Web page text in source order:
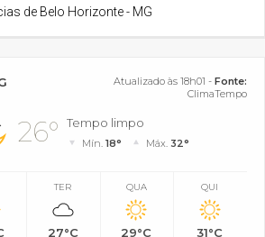
de Belo Horizonte - MG
Atualizado às 18h01 - Fonte:
ClimaTempo
26° Tempo limpo
Mín.18° Máx. 32°
TER
27°C
QUA
29°C
QUI
31°C